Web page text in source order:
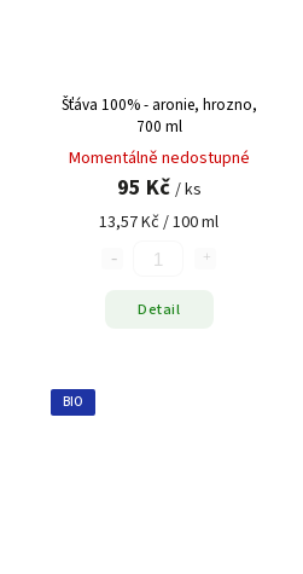
Šťáva 100% - aronie, hrozno,
700 ml
Momentálně nedostupné
95 Kč / ks
13,57 Kč / 100 ml
Detail
BIO